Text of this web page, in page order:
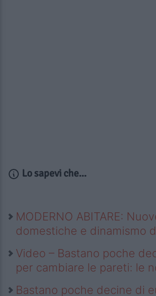
Lo sapevi che...
MODERNO ABITARE:
domestiche e dinamismo
Video – Bastano poche
per cambiare le pareti: le
Bastano poche decine di